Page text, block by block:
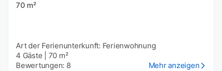
70 m²
Art der Ferienunterkunft: Ferienwohnung
4 Gäste
70 m²
Bewertungen: 8
Mehr anzeigen